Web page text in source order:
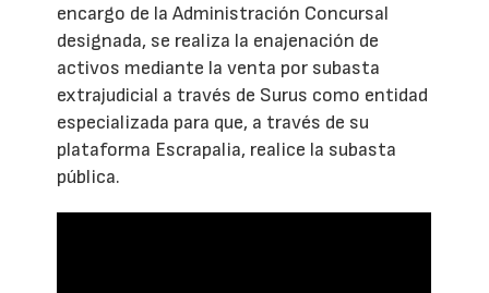
encargo de la Administración Concursal
designada, se realiza la enajenación de
activos mediante la venta por subasta
extrajudicial a través de Surus como entidad
especializada para que, a través de su
plataforma Escrapalia, realice la subasta
pública.